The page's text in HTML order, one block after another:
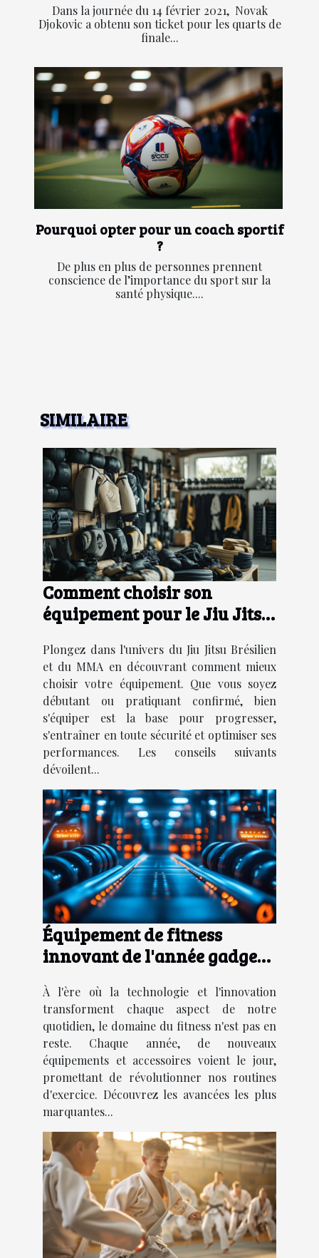
Dans la journée du 14 février 2021, Novak
Djokovic a obtenu son ticket pour les quarts de
finale...
Pourquoi opter pour un coach sportif
?
De plus en plus de personnes prennent
conscience de l’importance du sport sur la
santé physique....
SIMILAIRE
Comment choisir son
équipement pour le Jiu Jitsu
Plongez dans l'univers du Jiu Jitsu Brésilien
et du MMA en découvrant comment mieux
choisir votre équipement. Que vous soyez
débutant ou pratiquant confirmé, bien
s'équiper est la base pour progresser,
s'entraîner en toute sécurité et optimiser ses
performances. Les conseils suivants
dévoilent...
Équipement de fitness
innovant de l'année gadgets
votre routine d’exercice
À l'ère où la technologie et l'innovation
transforment chaque aspect de notre
quotidien, le domaine du fitness n'est pas en
reste. Chaque année, de nouveaux
équipements et accessoires voient le jour,
promettant de révolutionner nos routines
d'exercice. Découvrez les avancées les plus
marquantes...